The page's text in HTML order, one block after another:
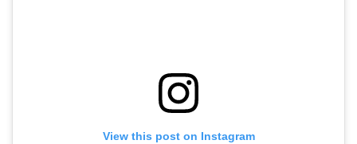
View this post on Instagram